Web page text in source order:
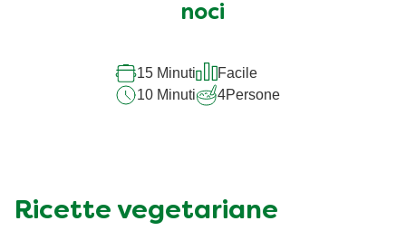
noci
15 Minuti
Facile
10 Minuti
4Persone
Ricette vegetariane